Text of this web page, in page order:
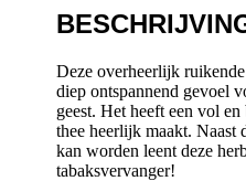
Deze overheerlijk
diep ontspannend gevoel
geest. Het heeft een vol
thee heerlijk maakt. Naast
kan worden leent deze
tabaksvervanger!